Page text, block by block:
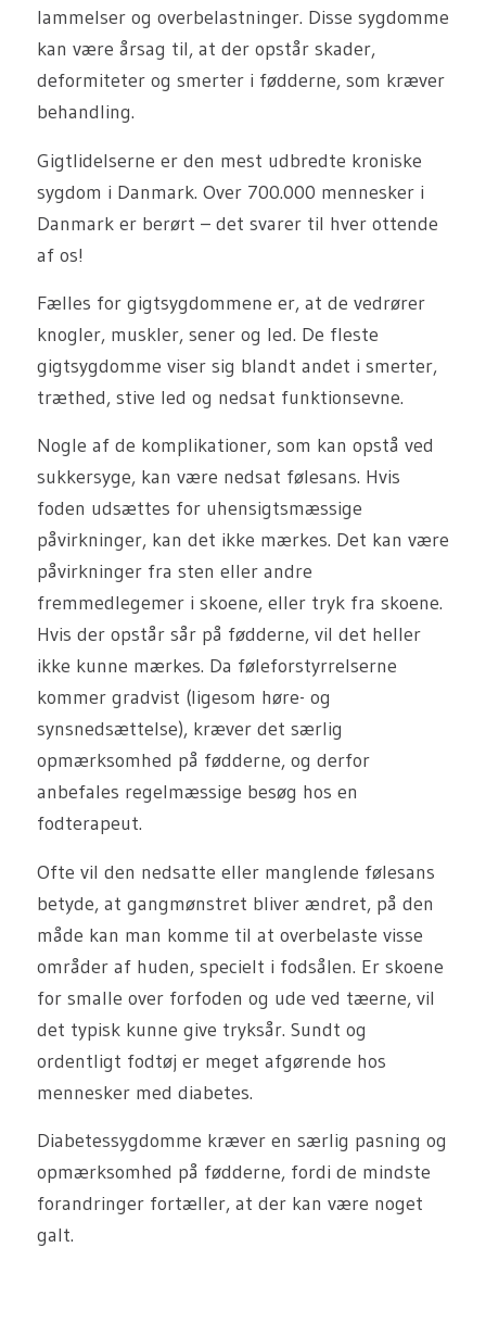
lammelser og overbelastninger. Disse sygdomme
kan være årsag til, at der opstår skader,
deformiteter og smerter i fødderne, som kræver
behandling.
Gigtlidelserne er den mest udbredte kroniske
sygdom i Danmark. Over 700.000 mennesker i
Danmark er berørt – det svarer til hver ottende
af os!
Fælles for gigtsygdommene er, at de vedrører
knogler, muskler, sener og led. De fleste
gigtsygdomme viser sig blandt andet i smerter,
træthed, stive led og nedsat funktionsevne.
Nogle af de komplikationer, som kan opstå ved
sukkersyge, kan være nedsat følesans. Hvis
foden udsættes for uhensigtsmæssige
påvirkninger, kan det ikke mærkes. Det kan være
påvirkninger fra sten eller andre
fremmedlegemer i skoene, eller tryk fra skoene.
Hvis der opstår sår på fødderne, vil det heller
ikke kunne mærkes. Da føleforstyrrelserne
kommer gradvist (ligesom høre- og
synsnedsættelse), kræver det særlig
opmærksomhed på fødderne, og derfor
anbefales regelmæssige besøg hos en
fodterapeut.
Ofte vil den nedsatte eller manglende følesans
betyde, at gangmønstret bliver ændret, på den
måde kan man komme til at overbelaste visse
områder af huden, specielt i fodsålen. Er skoene
for smalle over forfoden og ude ved tæerne, vil
det typisk kunne give tryksår. Sundt og
ordentligt fodtøj er meget afgørende hos
mennesker med diabetes.
Diabetessygdomme kræver en særlig pasning og
opmærksomhed på fødderne, fordi de mindste
forandringer fortæller, at der kan være noget
galt.